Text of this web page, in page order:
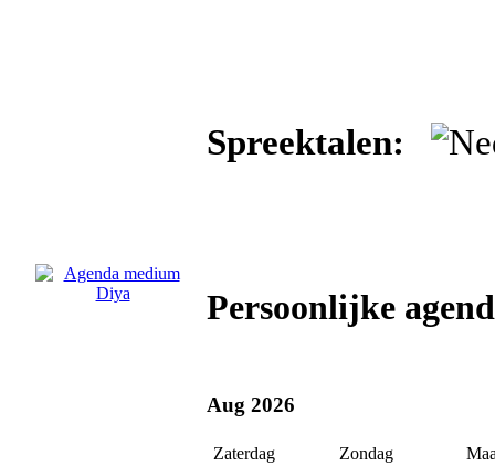
Spreektalen:
Persoonlijke
Aug 2026
Zaterdag Zondag